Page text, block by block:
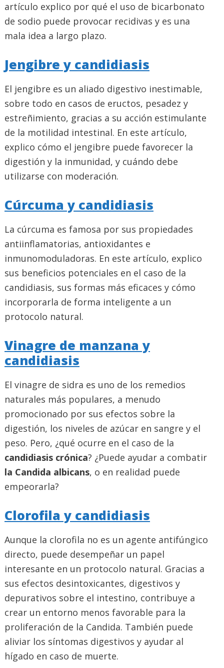
artículo explico por qué el uso de bicarbonato
de sodio puede provocar recidivas y es una
mala idea a largo plazo.
Jengibre y candidiasis
El jengibre es un aliado digestivo inestimable,
sobre todo en casos de eructos, pesadez y
estreñimiento, gracias a su acción estimulante
de la motilidad intestinal. En este artículo,
explico cómo el jengibre puede favorecer la
digestión y la inmunidad, y cuándo debe
utilizarse con moderación.
Cúrcuma y candidiasis
La cúrcuma es famosa por sus propiedades
antiinflamatorias, antioxidantes e
inmunomoduladoras. En este artículo, explico
sus beneficios potenciales en el caso de la
candidiasis, sus formas más eficaces y cómo
incorporarla de forma inteligente a un
protocolo natural.
Vinagre de manzana y
candidiasis
El vinagre de sidra es uno de los remedios
naturales más populares, a menudo
promocionado por sus efectos sobre la
digestión, los niveles de azúcar en sangre y el
peso. Pero, ¿qué ocurre en el caso de la
candidiasis crónica? ¿Puede ayudar a combatir
la Candida albicans, o en realidad puede
empeorarla?
Clorofila y candidiasis
Aunque la clorofila no es un agente antifúngico
directo, puede desempeñar un papel
interesante en un protocolo natural. Gracias a
sus efectos desintoxicantes, digestivos y
depurativos sobre el intestino, contribuye a
crear un entorno menos favorable para la
proliferación de la Candida. También puede
aliviar los síntomas digestivos y ayudar al
hígado en caso de muerte.